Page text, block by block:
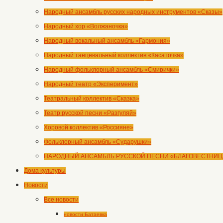
Народный ансамбль русских народных инструментов «Сказы»
Народный хор «Волжаночка»
Народный вокальный ансамбль «Гармония»
Народный танцевальный коллектив «Касаточка»
Народный фольклорный ансамбль «Смирички»
Народный театр «Эксперимент»
Театральный коллектив «Сказка»
Театр русской песни «Разгуляй»
Хоровой коллектив «Россияне»
Фольклорный ансамбль «Сударушки»
НАРОДНЫЙ АНСАМБЛЬ РУССКОЙ ПЕСНИ
Дома культуры
Новости
Все новости
новости Батаевка